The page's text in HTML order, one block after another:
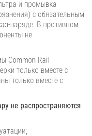
и промывка
с обязательным
наряде. В противном
не
Common Rail
только вместе с
только вместе с
не распространяются